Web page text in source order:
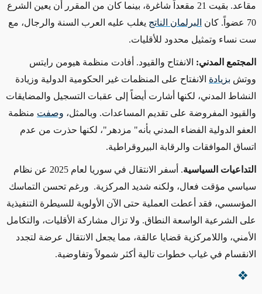
مقاعد. بقيت 21 مقعداً شاغرة، بينما كان من المقرر أن يعين الشرع
70 عضواً. كان
البرلمان الناتج يغلب عليه العرب السنة والرجال، مع
ست نساء وتمثيل محدود للأقليات.
المجتمع المدني: الانفتاح والقيود. أفادت منظمة هيومن رايتس
ووتش بزيادة الانفتاح على المنظمات غير الحكومية الدولية وزيادة
النشاط المدني، لكنها أشارت أيضاً إلى عقبات التسجيل والمضايقات
والقيود المفروضة على تقديم المساعدات. وبالمثل، وصفت منظمة
العفو الدولية الفضاء المدني بأنه" مزدهر"، لكنها حذرت من عدم
اتساق الموافقات والرقابة البيروقراطية.
التداعيات السياسية
. أسفر الانتقال في سوريا لعام 2025 عن نظام
سياسي مؤقت فعال، ولكنه شديد المركزية. ورغم تحسن التماسك
المؤسسي، فقد أعطت العملية حتى الآن الأولوية للسيطرة التنفيذية
على الشرعية الواسعة النطاق. ولا تزال مشاركة الأقليات، والتكامل
الأمني، واللامركزية قضايا عالقة، مما يجعل الانتقال عرضة لتجدد
الانقسام في غياب خطوات تالية أكثر شمولاً وتفاوضية.